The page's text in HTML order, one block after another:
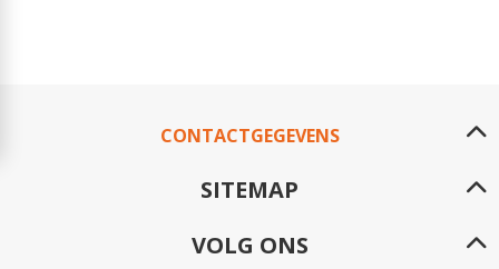
CONTACTGEGEVENS
SITEMAP
VOLG ONS